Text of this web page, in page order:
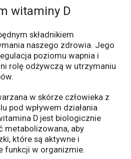
witaminy D
składnikiem
naszego zdrowia. Jego
poziomu wapnia i
rolę odżywczą w utrzymaniu
w skórze człowieka z
pod wpływem działania
D jest biologicznie
metabolizowana, aby
które są aktywne i
funkcji w organizmie.